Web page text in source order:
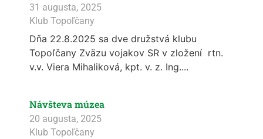
31 augusta, 2025
Klub Topoľčany
Dňa 22.8.2025 sa dve družstvá klubu
Topoľčany Zväzu vojakov SR v zložení rtn.
v.v. Viera Mihaliková, kpt. v. z. Ing....
Návšteva múzea
20 augusta, 2025
Klub Topoľčany